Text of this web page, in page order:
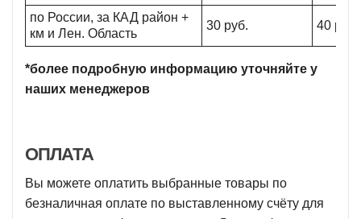
по России, за КАД район +
км и Лен. Область
30 руб. 40 руб.
*более подробную информацию уточняйте у
наших менеджеров
ОПЛАТА
Вы можете оплатить выбранные товары по
безналичная оплате по выставленному счёту для